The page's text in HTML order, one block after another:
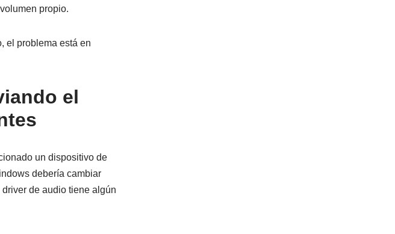
propio.
el problema está en
el
un dispositivo de
debería cambiar
de audio tiene algún